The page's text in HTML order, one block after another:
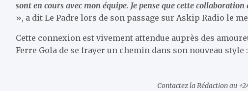
sont en cours avec mon équipe. Je pense que cette
», a dit Le Padre lors de son passage sur Askip Radio le
Cette connexion est vivement attendue auprès des
Ferre Gola de se frayer un chemin dans son nouveau style
Contactez la Rédaction au